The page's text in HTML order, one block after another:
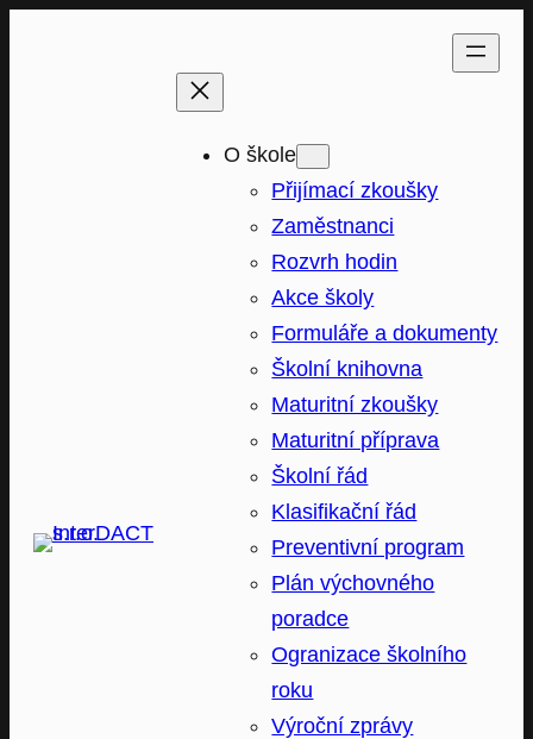
O škole
Přijímací zkoušky
Zaměstnanci
Rozvrh hodin
Akce školy
Formuláře a dokumenty
Školní knihovna
Maturitní zkoušky
Maturitní příprava
Školní řád
Klasifikační řád
Preventivní program
Plán výchovného
poradce
Ogranizace školního
roku
Výroční zprávy